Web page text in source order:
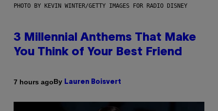
PHOTO BY KEVIN WINTER/GETTY IMAGES FOR RADIO DISNEY
3 Millennial Anthems That Make
You Think of Your Best Friend
7 hours agoBy Lauren Boisvert